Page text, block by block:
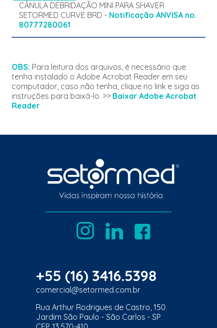
CÂNULA DEBRIDAÇÃO MINI PARA SHAVER
SETORMED CURVE BRD - Notificação ANVISA no.
80777280061
OBS: Para leitura dos arquivos, é necessário que
tenha instalado o Adobe Acrobat Reader em seu
computador, caso não tenha, clique no link e siga as
instruções para baixá-lo. >> Baixar Adobe Acrobat
Reader
+55 (16) 3416.5398
comercial@setormed.com.br
Rua Arthur Rodrigues de Castro, 150
Jardim São Paulo - São Carlos - SP